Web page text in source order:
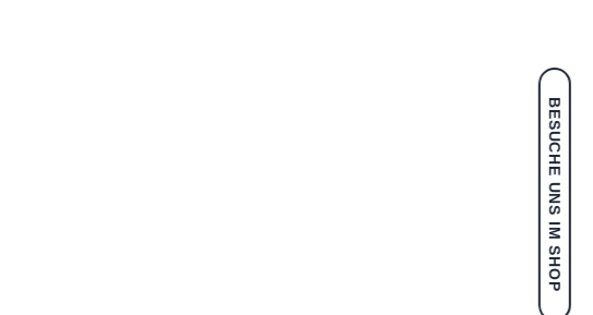
BESUCHE UNS IM SHOP